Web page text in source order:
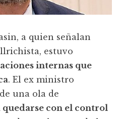
a quien señalan
estuvo
internas que
. El ex ministro
una ola de
quedarse con el control